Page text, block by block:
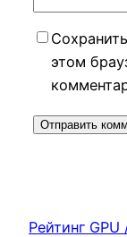
этом
Рейтинг